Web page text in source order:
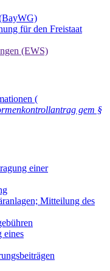
für den Freistaat
(EWS)
(
gem §
einer
Mitteilung des
eines